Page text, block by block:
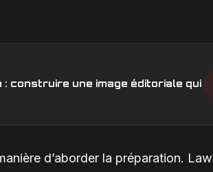
construire une image éditoriale qui
d’aborder la préparation.